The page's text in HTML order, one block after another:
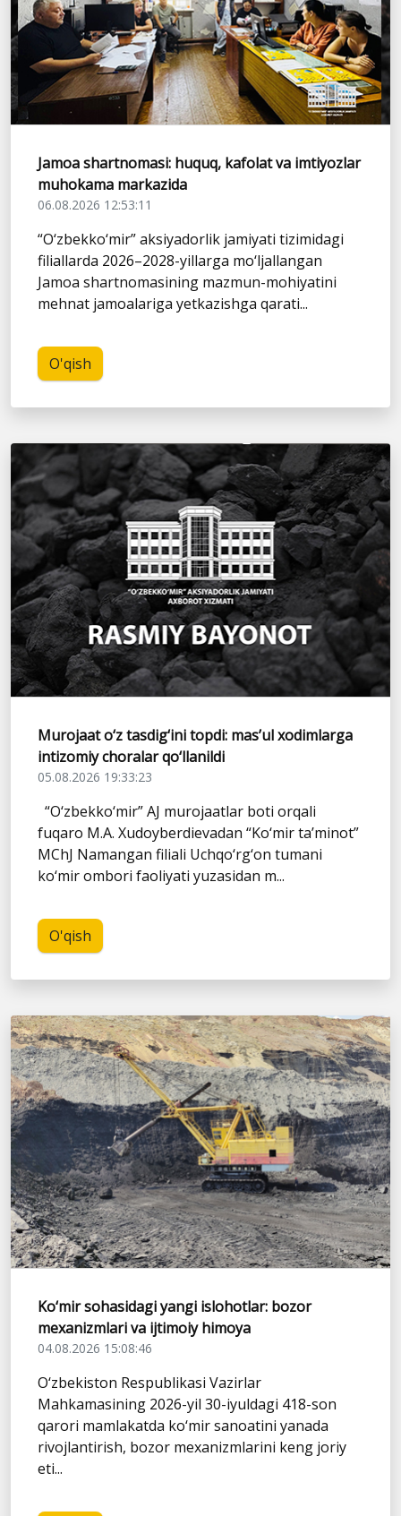
Jamoa shartnomasi: huquq, kafolat va imtiyozlar
muhokama markazida
06.08.2026 12:53:11
“O‘zbekko‘mir” aksiyadorlik jamiyati tizimidagi
filiallarda 2026–2028-yillarga mo‘ljallangan
Jamoa shartnomasining mazmun-mohiyatini
mehnat jamoalariga yetkazishga qarati...
O'qish
Murojaat o‘z tasdig‘ini topdi: mas’ul xodimlarga
intizomiy choralar qo‘llanildi
05.08.2026 19:33:23
“O‘zbekko‘mir” AJ murojaatlar boti orqali
fuqaro M.A. Xudoyberdievadan “Ko‘mir ta’minot”
MChJ Namangan filiali Uchqo‘rg‘on tumani
ko‘mir ombori faoliyati yuzasidan m...
O'qish
Ko‘mir sohasidagi yangi islohotlar: bozor
mexanizmlari va ijtimoiy himoya
04.08.2026 15:08:46
O‘zbekiston Respublikasi Vazirlar
Mahkamasining 2026-yil 30-iyuldagi 418-son
qarori mamlakatda ko‘mir sanoatini yanada
rivojlantirish, bozor mexanizmlarini keng joriy
eti...